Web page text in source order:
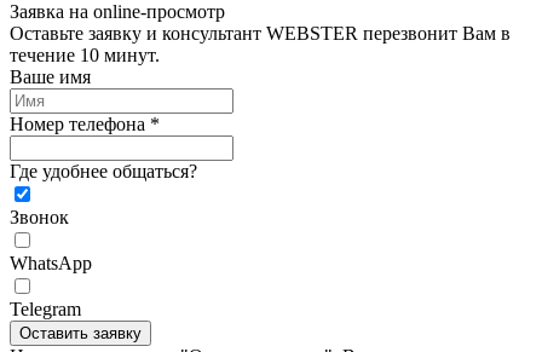
Заявка на online-просмотр
Оставьте заявку и консультант WEBSTER перезвонит Вам в
течение 10 минут.
Ваше имя
Номер телефона *
Где удобнее общаться?
Звонок
WhatsApp
Telegram
Оставить заявку